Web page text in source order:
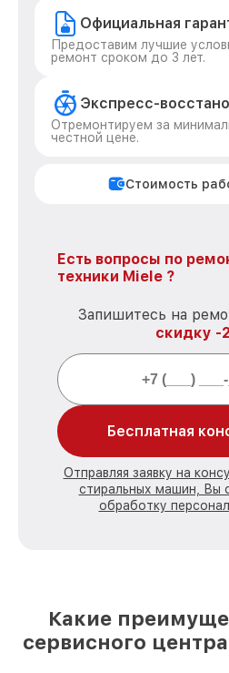
Официальная
Предоставим лучшие
ремонт сроком до 3 лет.
Экспресс-
Отремонтируем за
честной цене.
Стоимость
Есть вопросы по
техники Miele ?
Запишитесь на
скидку -
Бесплатная
Отправляя заявку на
стиральных машин, Вы
обработку
Какие
сервисного